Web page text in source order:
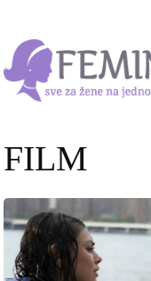
FILM